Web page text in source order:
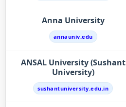
Anna University
annauniv.edu
ANSAL University (Sushant
University)
sushantuniversity.edu.in